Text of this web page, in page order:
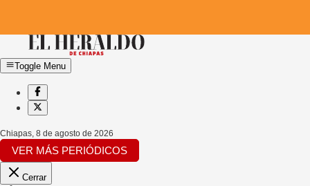
Toggle Menu
Chiapas, 8 de agosto de 2026
VER MÁS PERIÓDICOS
Cerrar